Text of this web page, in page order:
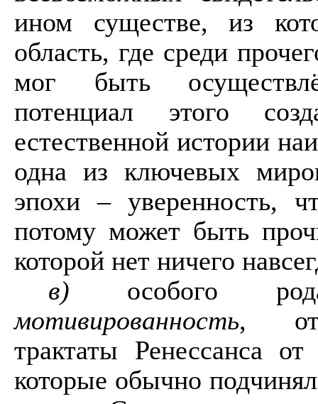
ином существе, из
область, где среди
мог быть
потенциал этого
естественной истории
одна из ключевых
эпохи – уверенность,
потому может быть
которой нет ничего
в) особого
мотивированность,
трактаты Ренессанса
которые обычно